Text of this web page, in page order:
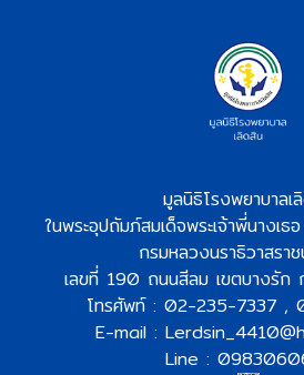
มูลนิธิโรงพยาบาลเ
ในพระอุปถัมภ์สมเด็จพระเจ้าพี่นางเ
กรมหลวงนราธิวาสรา
เลขที่ 190 ถนนสีลม เขตบางรั
โทรศัพท์ : 02-235-7337 ,
E-mail :
Line :